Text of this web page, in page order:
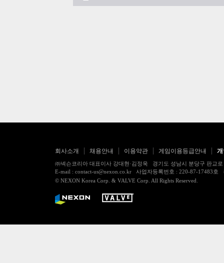
회사소개 채용안내 이용약관 게임이용등급안내
㈜넥슨코리아 대표이사 강대현·김정욱 경기도 성남시 분당구 판교
E-mail : contact-us@nexon.co.kr 사업자등록번호 : 220-87-17483
© NEXON Korea Corp. & VALVE Corp. All Rights Reserved.